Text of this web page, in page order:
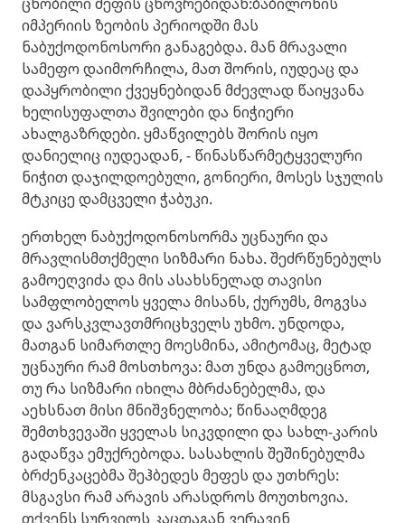
იმპერიის ზეობის პერიოდში მას
ნაბუქოდონოსორი განაგებდა. მან მრავალი
სამეფო დაიმორჩილა, მათ შორის, იუდეაც და
დაპყრობილი ქვეყნებიდან მძევლად წაიყვანა
ხელისუფალთა შვილები და ნიჭიერი
ახალგაზრდები. ყმაწვილებს შორის იყო
დანიელიც იუდეადან, - წინასწარმეტყველური
ნიჭით დაჯილდოებული, გონიერი, მოსეს სჯულის
მტკიცე დამცველი ჭაბუკი.
ერთხელ ნაბუქოდონოსორმა უცნაური და
მრავლისმთქმელი სიზმარი ნახა. შეძრწუნებულს
გამოეღვიძა და მის ასახსნელად თავისი
სამფლობელოს ყველა მისანს, ქურუმს, მოგვსა
და ვარსკვლავთმრიცხველს უხმო. უნდოდა,
მათგან სიმართლე მოესმინა, ამიტომაც, მეტად
უცნაური რამ მოსთხოვა: მათ უნდა გამოეცნოთ,
თუ რა სიზმარი იხილა მბრძანებელმა, და
აეხსნათ მისი მნიშვნელობა; წინააღმდეგ
შემთხვევაში ყველას სიკვდილი და სახლ-კარის
გადაწვა ემუქრებოდა. სასახლის შეშინებულმა
ბრძენკაცებმა შეჰბედეს მეფეს და უთხრეს:
მსგავსი რამ არავის არასდროს მოუთხოვია.
თქვენს სურვილს კაცთაგან ვერავინ